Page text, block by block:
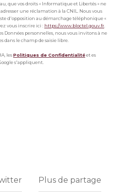
que vos droits « Informatique et Libertés » ne
une réclamation à la CNIL. Nous vous
d'opposition au démarchage téléphonique «
vous inscrire ici : https://www.bloctel.gouv.fr
Données personnelles, nous vous invitons à ne
dans le champ de saisie libre.
lesPolitiques de Confidentialitéet es
s'appliquent.
Plus de partage